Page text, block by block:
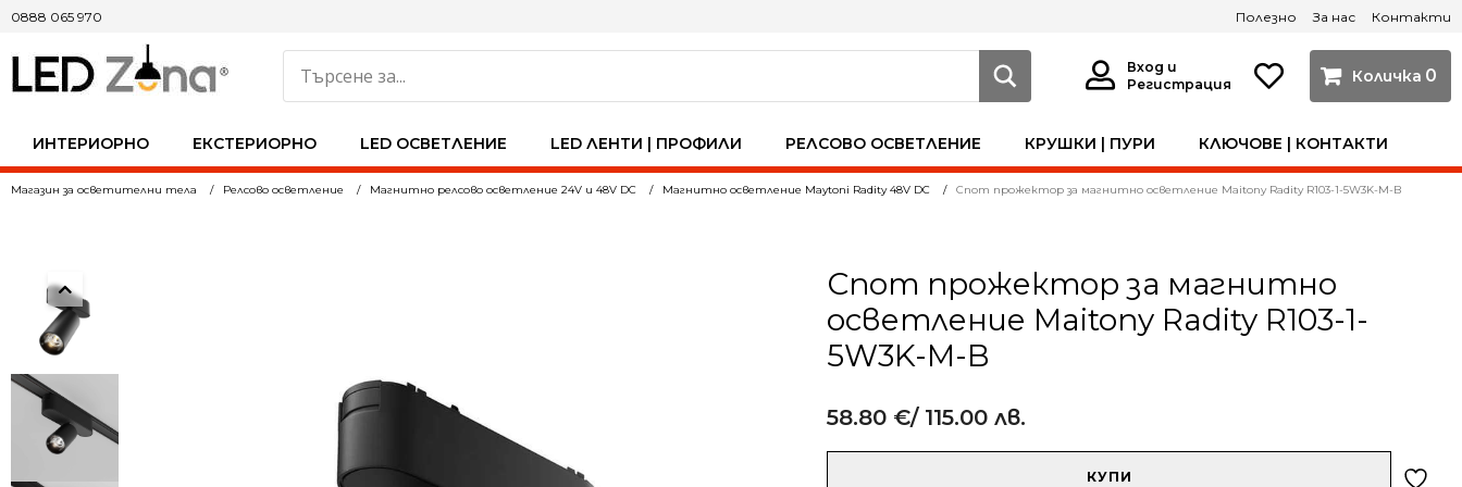
ИНТЕРИОРНО ЕКСТЕРИОРНО LED ОСВЕТЛЕНИЕ LED ЛЕНТИ | ПРОФИЛИ РЕЛСОВО ОСВЕТЛЕНИЕ КРУШКИ | ПУРИ КЛЮЧОВЕ | КОНТАКТИ
0
0888 065 970
Вход и
Регистрация
Полезно За нас Контакти
Магазин за осветителни тела Релсово осветление Магнитно релсово осветление 24V и 48V DC Магнитно осветление Maytoni Radity 48V DC Спот прожектор за магнитно осветление Maitony Radity R103-1-5W3K-M-B
Спот прожектор за магнитно
осветление Maitony Radity R103-1-
5W3K-M-B
58.80 €/ 115.00 лв.
КУПИ